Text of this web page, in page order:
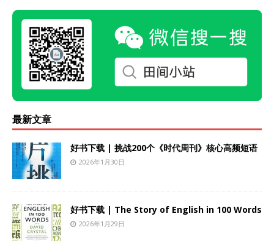
最新文章
好书下载 | 挑战200个《时代周刊》核心高频短语
2026年1月30日
好书下载 | The Story of English in 100 Words
2026年1月29日